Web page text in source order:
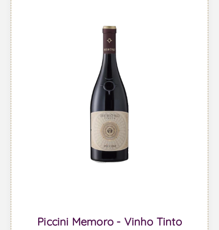
Piccini Memoro - Vinho Tinto